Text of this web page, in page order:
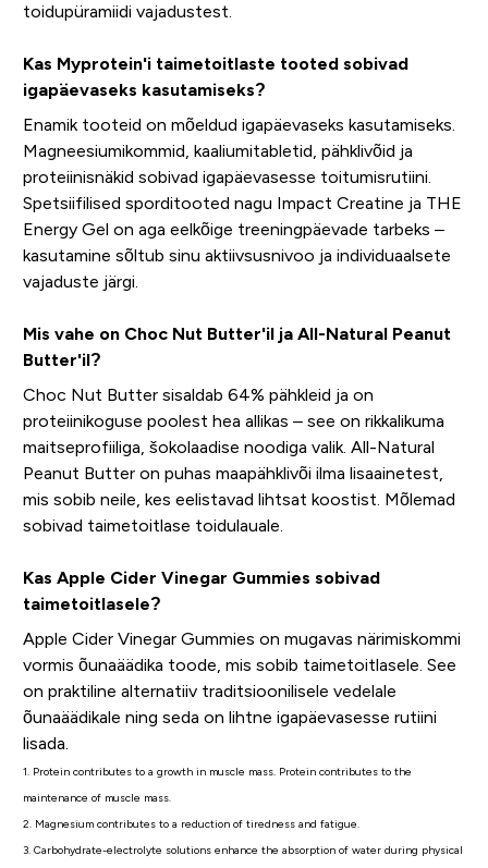
toidupüramiidi vajadustest.
Kas Myprotein'i taimetoitlaste tooted sobivad
igapäevaseks kasutamiseks?
Enamik tooteid on mõeldud igapäevaseks kasutamiseks.
Magneesiumikommid, kaaliumitabletid, pähklivõid ja
proteiinisnäkid sobivad igapäevasesse toitumisrutiini.
Spetsiifilised sporditooted nagu Impact Creatine ja THE
Energy Gel on aga eelkõige treeningpäevade tarbeks –
kasutamine sõltub sinu aktiivsusnivoo ja individuaalsete
vajaduste järgi.
Mis vahe on Choc Nut Butter'il ja All-Natural Peanut
Butter'il?
Choc Nut Butter sisaldab 64% pähkleid ja on
proteiinikoguse poolest hea allikas – see on rikkalikuma
maitseprofiiliga, šokolaadise noodiga valik. All-Natural
Peanut Butter on puhas maapähklivõi ilma lisaainetest,
mis sobib neile, kes eelistavad lihtsat koostist. Mõlemad
sobivad taimetoitlase toidulauale.
Kas Apple Cider Vinegar Gummies sobivad
taimetoitlasele?
Apple Cider Vinegar Gummies on mugavas närimiskommi
vormis õunaäädika toode, mis sobib taimetoitlasele. See
on praktiline alternatiiv traditsioonilisele vedelale
õunaäädikale ning seda on lihtne igapäevasesse rutiini
lisada.
1. Protein contributes to a growth in muscle mass. Protein contributes to the
maintenance of muscle mass.
2. Magnesium contributes to a reduction of tiredness and fatigue.
3. Carbohydrate-electrolyte solutions enhance the absorption of water during physical